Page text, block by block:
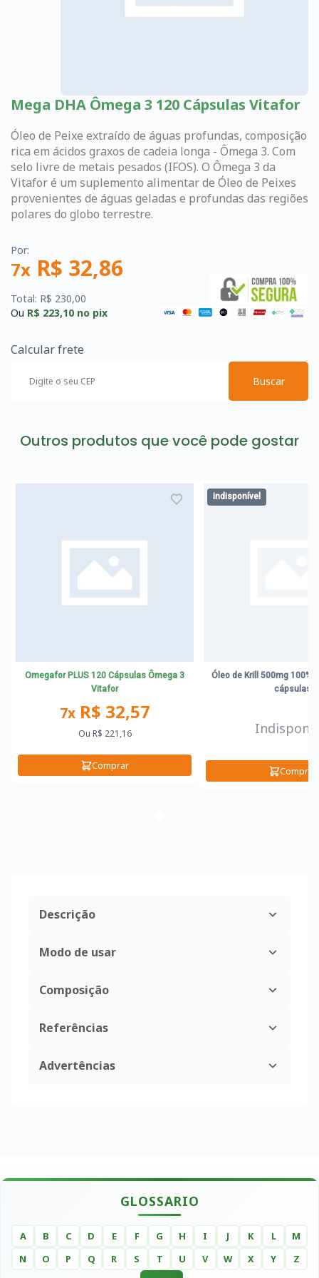
Mega DHA Ômega 3 120 Cápsulas Vitafor
Óleo de Peixe extraído de águas profundas, composição
rica em ácidos graxos de cadeia longa - Ômega 3. Com
selo livre de metais pesados (IFOS). O Ômega 3 da
Vitafor é um suplemento alimentar de Óleo de Peixes
provenientes de águas geladas e profundas das regiões
polares do globo terrestre.
Por:
7x R$ 32,86
Total: R$ 230,00
Ou R$ 223,10 no pix
Calcular frete
Buscar
Outros produtos que você pode gostar
Omegafor PLUS 120 Cápsulas Ômega 3
Vitafor
7xR$ 32,57
Ou R$ 221,16
Comprar
indisponível
Óleo de Krill 500mg 100%
cápsulas
Comprar
Descrição
Modo de usar
Composição
Referências
Advertências
GLOSSARIO
A B C D E F G H I J K L
M
N
O P Q R S T U V W X Y Z